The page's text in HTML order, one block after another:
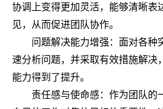
协调上变得更加灵活，能够清晰表
见，从而促进团队协作。
问题解决能力增强：面对各种
速分析问题，并采取有效措施解决
能力得到了提升。
责任感与使命感：作为团队的